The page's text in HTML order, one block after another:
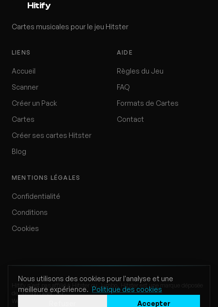
Hitify
Cartes musicales pour le jeu Hitster
LIENS
Accueil
Scanner
Créer un Pack
Cartes
Créer ses cartes Hitster
Blog
AIDE
Règles du Jeu
FAQ
Formats de Cartes
Contact
MENTIONS LÉGALES
Confidentialité
Conditions
Cookies
Hitify n'est pas affilié à Hitster ou Jumbo. Hitster est une marque déposée
de Jumbo Diset, S.L.
Website by Klappe Development
Nous utilisons des cookies pour l'analyse et une
meilleure expérience. Politique des cookies
Accepter